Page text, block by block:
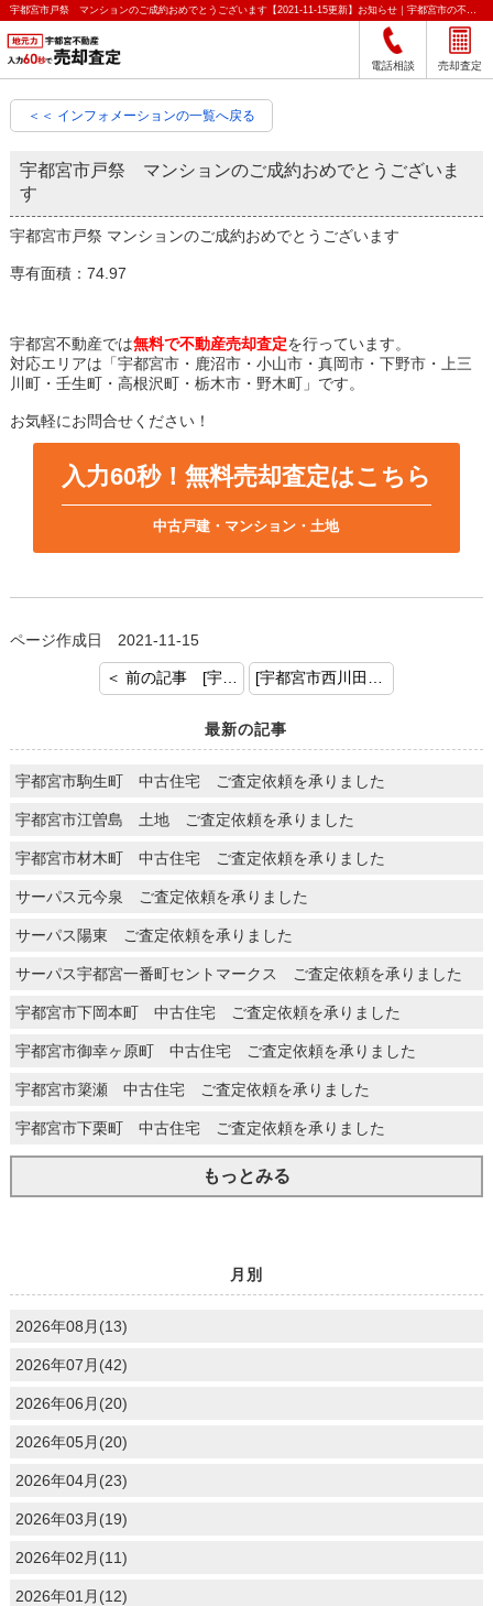
宇都宮市戸祭 マンションのご成約おめでとうございます【2021-11-15更新】お知らせ｜宇都宮市の不動産をクイック売却査定｜宇都宮不動産
電話相談 売却査定
＜＜ インフォメーションの一覧へ戻る
宇都宮市戸祭 マンションのご成約おめでとうございま
す
宇都宮市戸祭 マンションのご成約おめでとうございます
専有面積：74.97
宇都宮不動産では無料で不動産売却査定を行っています。
対応エリアは「宇都宮市・鹿沼市・小山市・真岡市・下野市・上三
川町・壬生町・高根沢町・栃木市・野木町」です。
お気軽にお問合せください！
入力60秒！無料売却査定はこちら
中古戸建・マンション・土地
ページ作成日 2021-11-15
＜ 前の記事 [宇都宮市一ノ沢2丁目 戸建 売却のご依頼を頂きありがとうございました]
最新の記事
宇都宮市駒生町 中古住宅 ご査定依頼を承りました
宇都宮市江曽島 土地 ご査定依頼を承りました
宇都宮市材木町 中古住宅 ご査定依頼を承りました
サーパス元今泉 ご査定依頼を承りました
サーパス陽東 ご査定依頼を承りました
サーパス宇都宮一番町セントマークス ご査定依頼を承りました
宇都宮市下岡本町 中古住宅 ご査定依頼を承りました
宇都宮市御幸ヶ原町 中古住宅 ご査定依頼を承りました
宇都宮市簗瀬 中古住宅 ご査定依頼を承りました
宇都宮市下栗町 中古住宅 ご査定依頼を承りました
もっとみる
月別
2026年08月(13)
2026年07月(42)
2026年06月(20)
2026年05月(20)
2026年04月(23)
2026年03月(19)
2026年02月(11)
2026年01月(12)